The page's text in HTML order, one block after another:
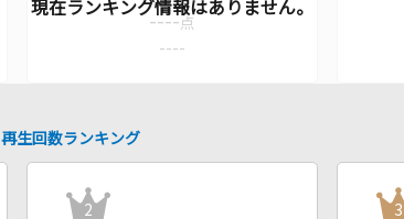
---- 点
----
再生回数ランキング
2 3